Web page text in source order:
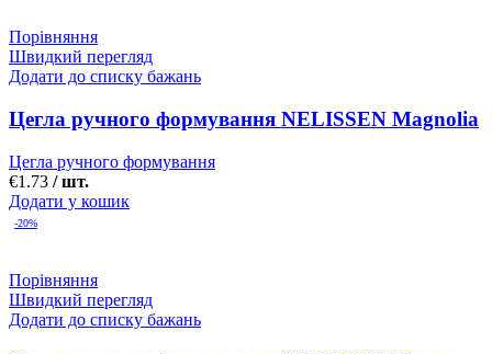
Порівняння
Швидкий перегляд
Додати до списку бажань
Цегла ручного формування NELISSEN Magnolia
Цегла ручного формування
€1.73 / шт.
Додати у кошик
-20%
Порівняння
Швидкий перегляд
Додати до списку бажань